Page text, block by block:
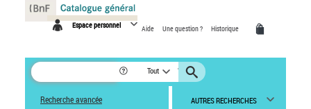
Espace personnel Aide Une question ? Historique
Tout
Recherche avancée AUTRES RECHERCHES
Panneau de gestion des cookies